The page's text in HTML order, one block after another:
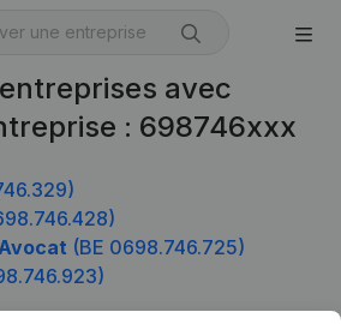
avec
: 698746xxx
(BE 0698.746.725)